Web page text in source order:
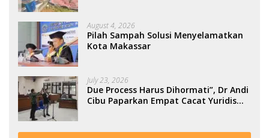
August 4, 2026
Pilah Sampah Solusi Menyelamatkan
Kota Makassar
July 23, 2026
Due Process Harus Dihormati”, Dr Andi
Cibu Paparkan Empat Cacat Yuridis